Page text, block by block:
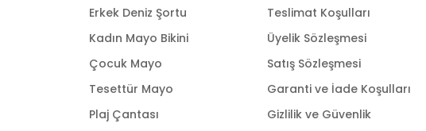
Erkek Deniz Şortu
Kadın Mayo Bikini
Çocuk Mayo
Tesettür Mayo
Plaj Çantası
Teslimat Koşulları
Üyelik Sözleşmesi
Satış Sözleşmesi
Garanti ve İade Koşulları
Gizlilik ve Güvenlik